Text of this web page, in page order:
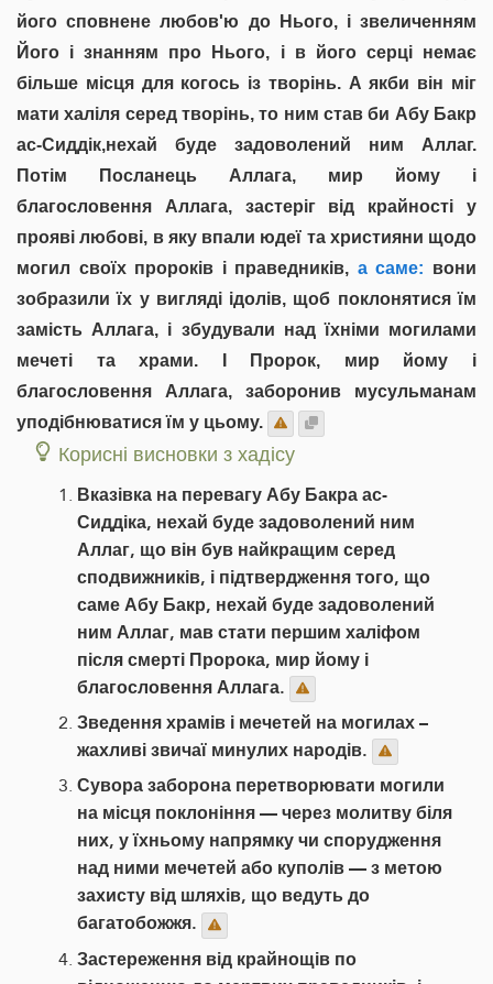
його сповнене любов'ю до Нього, і звеличенням
Його і знанням про Нього, і в його серці немає
більше місця для когось із творінь. А якби він міг
мати халіля серед творінь, то ним став би Абу Бакр
ас-Сиддік,нехай буде задоволений ним Аллаг.
Потім Посланець Аллага, мир йому і
благословення Аллага, застеріг від крайності у
прояві любові, в яку впали юдеї та християни щодо
могил своїх пророків і праведників, а саме: вони
зобразили їх у вигляді ідолів, щоб поклонятися їм
замість Аллага, і збудували над їхніми могилами
мечеті та храми. І Пророк, мир йому і
благословення Аллага, заборонив мусульманам
уподібнюватися їм у цьому.
Корисні висновки з хадісу
Вказівка на перевагу Абу Бакра ас-
Сиддіка, нехай буде задоволений ним
Аллаг, що він був найкращим серед
сподвижників, і підтвердження того, що
саме Абу Бакр, нехай буде задоволений
ним Аллаг, мав стати першим халіфом
після смерті Пророка, мир йому і
благословення Аллага.
Зведення храмів і мечетей на могилах –
жахливі звичаї минулих народів.
Сувора заборона перетворювати могили
на місця поклоніння — через молитву біля
них, у їхньому напрямку чи спорудження
над ними мечетей або куполів — з метою
захисту від шляхів, що ведуть до
багатобожжя.
Застереження від крайнощів по